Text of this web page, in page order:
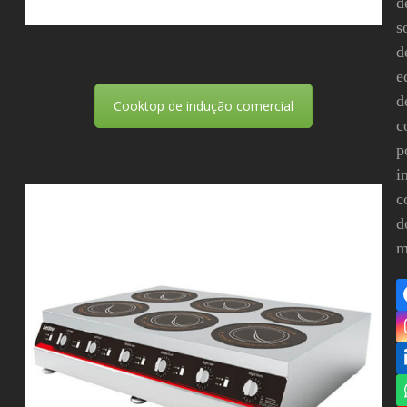
Cooktop de indução comercial